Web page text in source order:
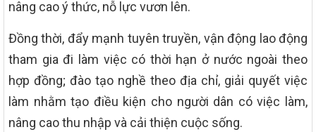
nâng cao ý thức, nỗ lực vươn lên.
Đồng thời, đẩy mạnh tuyên truyền, vận động lao động
tham gia đi làm việc có thời hạn ở nước ngoài theo
hợp đồng; đào tạo nghề theo địa chỉ, giải quyết việc
làm nhằm tạo điều kiện cho người dân có việc làm,
nâng cao thu nhập và cải thiện cuộc sống.